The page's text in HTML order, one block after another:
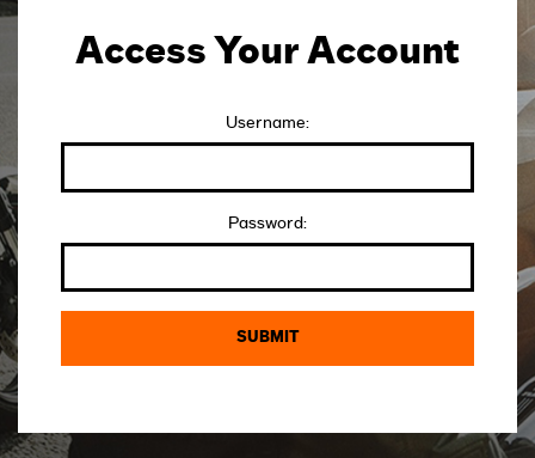
Access Your Account
Username:
Password: